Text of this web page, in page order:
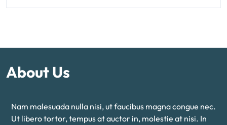
About Us
Nam malesuada nulla nisi, ut faucibus magna congue nec.
Ut libero tortor, tempus at auctor in, molestie at nisi. In